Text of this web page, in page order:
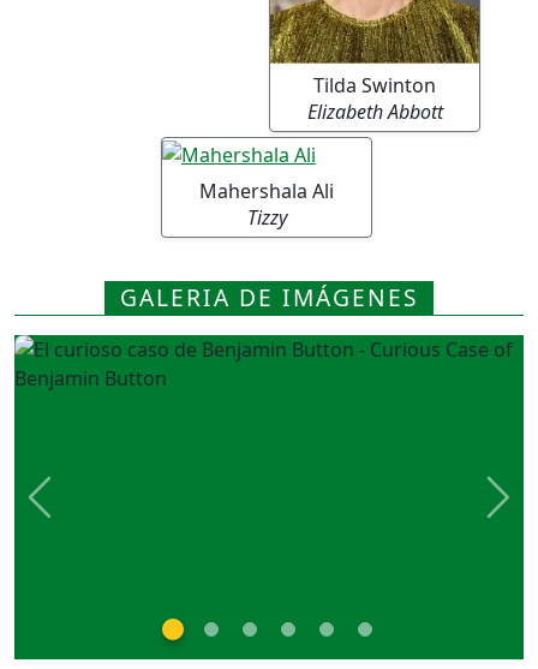
Tilda Swinton
Elizabeth Abbott
Mahershala Ali
Tizzy
GALERIA DE IMÁGENES
Previous Next